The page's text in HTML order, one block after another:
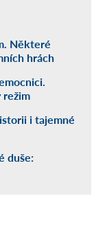
Některé
hrách
režim
i tajemné
duše: